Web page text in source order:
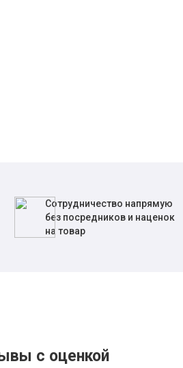
Сотрудничество напрямую
без посредников и наценок
на товар
с оценкой